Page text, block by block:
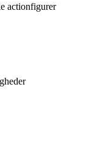
actionfigurer